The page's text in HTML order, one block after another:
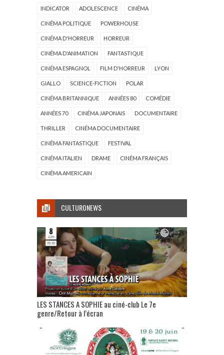
INDICATOR ADOLESCENCE CINÉMA
CINÉMA POLITIQUE POWERHOUSE
CINÉMA D'HORREUR HORREUR
CINÉMA D'ANIMATION FANTASTIQUE
CINÉMA ESPAGNOL FILM D'HORREUR LYON
GIALLO SCIENCE-FICTION POLAR
CINÉMA BRITANNIQUE ANNÉES 80 COMÉDIE
ANNÉES 70 CINÉMA JAPONAIS DOCUMENTAIRE
THRILLER CINÉMA DOCUMENTAIRE
CINÉMA FANTASTIQUE FESTIVAL
CINÉMA ITALIEN DRAME CINÉMA FRANÇAIS
CINÉMA AMERICAIN
CULTURONEWS
LES STANCES A SOPHIE au ciné-club Le 7e
genre/Retour à l’écran